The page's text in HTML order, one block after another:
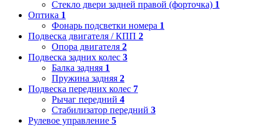
Стекло двери задней правой (форточка) 1
Оптика 1
Фонарь подсветки номера 1
Подвеска двигателя / КПП 2
Опора двигателя 2
Подвеска задних колес 3
Балка задняя 1
Пружина задняя 2
Подвеска передних колес 7
Рычаг передний 4
Стабилизатор передний 3
Рулевое управление 5